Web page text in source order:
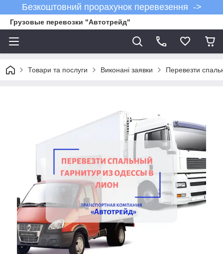
Безкоштовний прорахунок перевезення ->
Грузовые перевозки "Автотрейд"
Товари та послуги Виконані заявки Перевезти